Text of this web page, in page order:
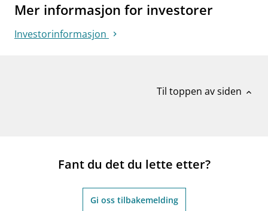
Mer informasjon for investorer
Investorinformasjon
Til toppen av siden expand_less
Fant du det du lette etter?
Gi oss tilbakemelding